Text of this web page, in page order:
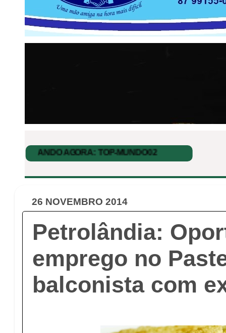
26 NOVEMBRO 2014
Petrolândia:
emprego no
balconista com